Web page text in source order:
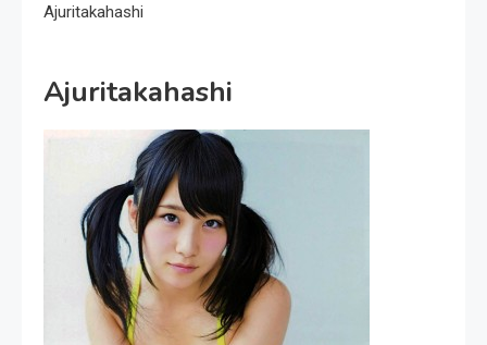
Ajuritakahashi
Ajuritakahashi